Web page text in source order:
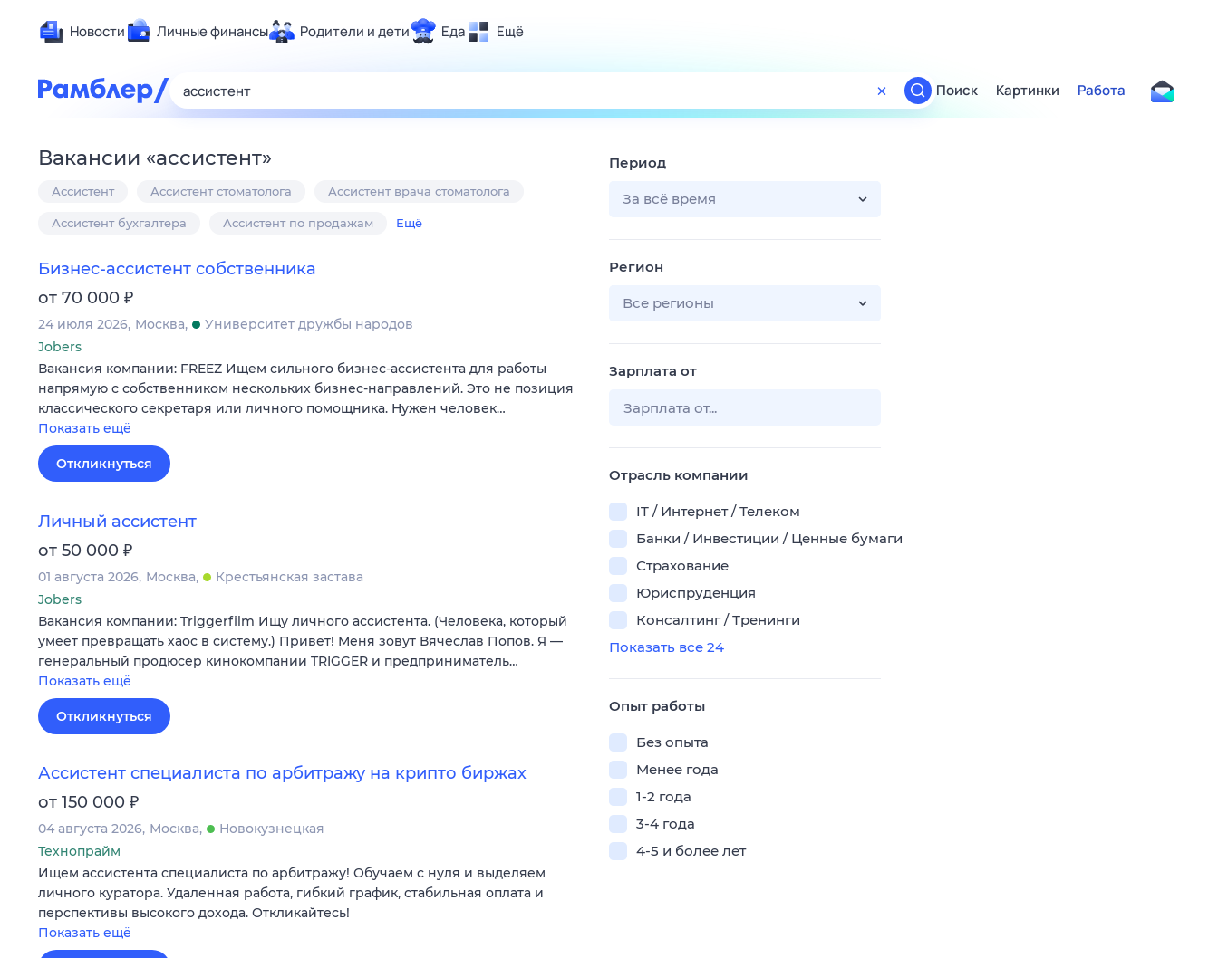
Новости Личные финансы Родители и дети Еда Ещё
Развлечения и отдых
Карьера
Авто
Гороскопы
Поиск
ТВ-программа
Поиск Картинки Работа
Вакансии «ассистент»
Ассистент Ассистент стоматолога Ассистент врача стоматолога
Ассистент бухгалтера Ассистент по продажам Ещё
Бизнес-ассистент собственника
от 70 000 ₽
24 июля 2026 Москва
Университет дружбы народов
Jobers
Вакансия компании: FREEZ Ищем сильного бизнес-ассистента для работы
напрямую с собственником нескольких бизнес-направлений. Это не позиция
классического секретаря или личного помощника. Нужен человек…
Показать ещё
Откликнуться
Личный ассистент
от 50 000 ₽
01 августа 2026 Москва
Крестьянская застава
Jobers
Вакансия компании: Triggerfilm Ищу личного ассистента. (Человека, который
умеет превращать хаос в систему.) Привет! Меня зовут Вячеслав Попов. Я —
генеральный продюсер кинокомпании TRIGGER и предприниматель…
Показать ещё
Откликнуться
Ассистент специалиста по арбитражу на крипто биржах
от 150 000 ₽
04 августа 2026 Москва
Новокузнецкая
Технопрайм
Ищем ассистента специалиста по арбитражу! Обучаем с нуля и выделяем
личного куратора. Удаленная работа, гибкий график, стабильная оплата и
перспективы высокого дохода. Откликайтесь!
Показать ещё
Период
За всё время
Регион
Все регионы
Зарплата от
Отрасль компании
IT / Интернет / Телеком
Банки / Инвестиции / Ценные бумаги
Страхование
Юриспруденция
Консалтинг / Тренинги
Показать все 24
Опыт работы
Без опыта
Менее года
1-2 года
3-4 года
4-5 и более лет